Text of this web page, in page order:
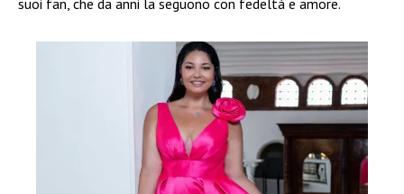
suoi fan, che da anni la seguono con fedeltà e amore.